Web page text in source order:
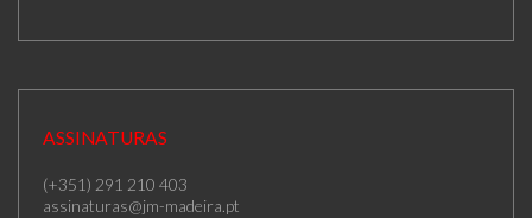
ASSINATURAS
(+351) 291 210 403
assinaturas@jm-madeira.pt